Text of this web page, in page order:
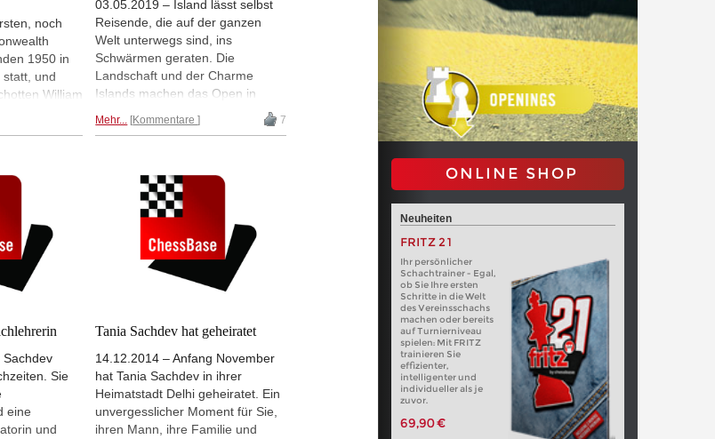
noch
1950 in
statt, und
William
dann im
Mal siegten
und
Juni bis 7.
und
India
03.05.2019 – Island lässt selbst
Reisende, die auf der ganzen
Welt unterwegs sind, ins
Schwärmen geraten. Die
Landschaft und der Charme
Islands machen das Open in
Reykjavik Jahr für Jahr zu einem
Erlebnis. Schachglobetrotterin
wieder an den Start. | Bild: IM
Tania Sachdev | Alle Fotos: Alina
Mehr... Kommentare 7
Sachdev
Sie
eine
und
Tania Sachdev hat geheiratet
14.12.2014 – Anfang November
hat Tania Sachdev in ihrer
Heimatstadt Delhi geheiratet. Ein
unvergesslicher Moment für Sie,
ihren Mann, ihre Familie und
ONLINE SHOP
Neuheiten
FRITZ 21
Ihr persönlicher
Schachtrainer - Egal,
ob Sie Ihre ersten
Schritte in die Welt
des Vereinsschachs
machen oder bereits
auf Turnierniveau
spielen: Mit FRITZ
trainieren Sie
effizienter,
intelligenter und
individueller als je
zuvor.
69,90 €